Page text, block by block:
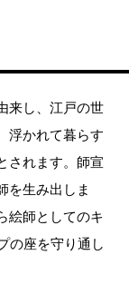
来し、江戸の世
浮かれて暮らす
されます。師宣
を生み出しま
絵師としてのキ
の座を守り通し